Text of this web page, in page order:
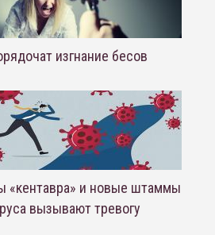
изгнание бесов
«кентавра» и новые штаммы
вызывают тревогу